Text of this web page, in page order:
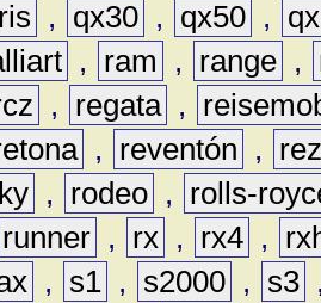
, qx30 , qx50 ,
, ram , range ,
, regata ,
, reventón ,
, rodeo ,
rolls-
runner , rx , rx4 ,
, s1 , s2000 , s3